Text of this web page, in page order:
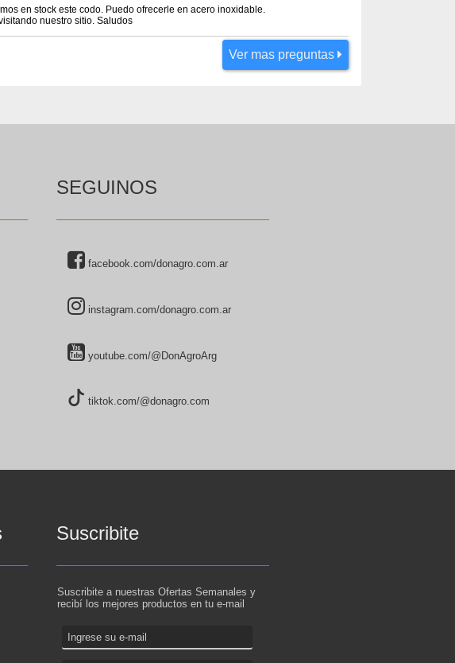
en stock este codo. Puedo ofrecerle en acero inoxidable.
nuestro sitio. Saludos
Ver mas preguntas
SEGUINOS
facebook.com/donagro.com.ar
instagram.com/donagro.com.ar
youtube.com/@DonAgroArg
tiktok.com/@donagro.com
Suscribite
Suscribite a nuestras Ofertas Semanales y
recibí los mejores productos en tu e-mail